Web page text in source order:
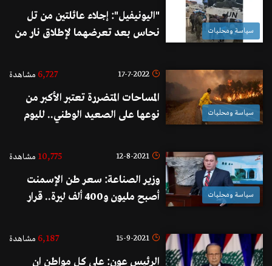
سياسة ومحليات
"اليونيفيل": إجلاء عائلتين من تل
نحاس بعد تعرضهما لإطلاق نار من
المحلة
سياسة ومحليات
17-7-2022
6,727 مشاهدة
المساحات المتضررة تعتبر الأكبر من
نوعها على الصعيد الوطني.. لليوم
سياسة ومحليات
12-8-2021
10,775 مشاهدة
وزير الصناعة: سعر طن الإسمنت
أصبح مليون و400 ألف ليرة.. قرار
15-9-2021
6,187 مشاهدة
الرئيس عون: على كل مواطن ان